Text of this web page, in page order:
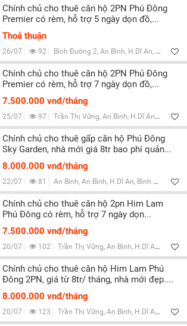
Chính chủ cho thuê căn hộ 2PN Phú Đông
Premier có rèm, hỗ trợ 5 ngày dọn đồ,...
Thoả thuận
26/07 92 Bình Đường 2, An Bình, H.Dĩ An, Bình Dương
Chính chủ cho thuê căn hộ 2PN Phú Đông
Premier có rèm, hỗ trợ 7 ngày dọn đồ,...
7.500.000 vnđ/tháng
25/07 97 Trần Thị Vững, An Bình, H.Dĩ An, Bình Dương
Chính chủ cho thuê gấp căn hộ Phú Đông
Sky Garden, nhà mới giá 8tr bao phí quản...
8.000.000 vnđ/tháng
22/07 81 An Bình, An Bình, H.Dĩ An, Bình Dương
Chính chủ cho thuê căn hộ 2pn Him Lam
Phú Đông có rèm, hỗ trợ 7 ngày dọn...
7.500.000 vnđ/tháng
20/07 102 Trần Thị Vững, An Bình, H.Dĩ An, Bình Dương
Chính chủ cho thuê căn hộ Him Lam Phú
Đông 2PN, giá từ 8tr/ tháng, nhà mới đẹp....
8.000.000 vnđ/tháng
20/07 123 Trần Thị Vững, An Bình, H.Dĩ An, Bình Dương